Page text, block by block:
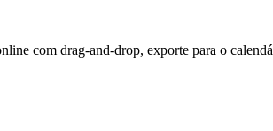
com drag-and-drop, exporte para o